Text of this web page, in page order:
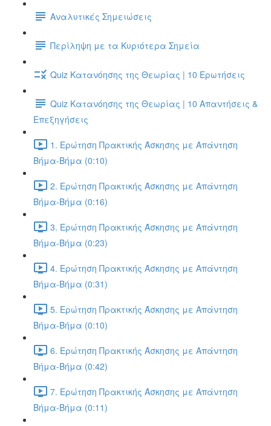
Αναλυτικές Σημειώσεις
Περίληψη με τα Κυριότερα Σημεία
Quiz Κατανόησης της Θεωρίας | 10 Ερωτήσεις
Quiz Κατανόησης της Θεωρίας | 10 Απαντήσεις &
Επεξηγήσεις
1. Ερώτηση Πρακτικής Άσκησης με Απάντηση
Βήμα-Βήμα (0:10)
2. Ερώτηση Πρακτικής Άσκησης με Απάντηση
Βήμα-Βήμα (0:16)
3. Ερώτηση Πρακτικής Άσκησης με Απάντηση
Βήμα-Βήμα (0:23)
4. Ερώτηση Πρακτικής Άσκησης με Απάντηση
Βήμα-Βήμα (0:31)
5. Ερώτηση Πρακτικής Άσκησης με Απάντηση
Βήμα-Βήμα (0:10)
6. Ερώτηση Πρακτικής Άσκησης με Απάντηση
Βήμα-Βήμα (0:42)
7. Ερώτηση Πρακτικής Άσκησης με Απάντηση
Βήμα-Βήμα (0:11)